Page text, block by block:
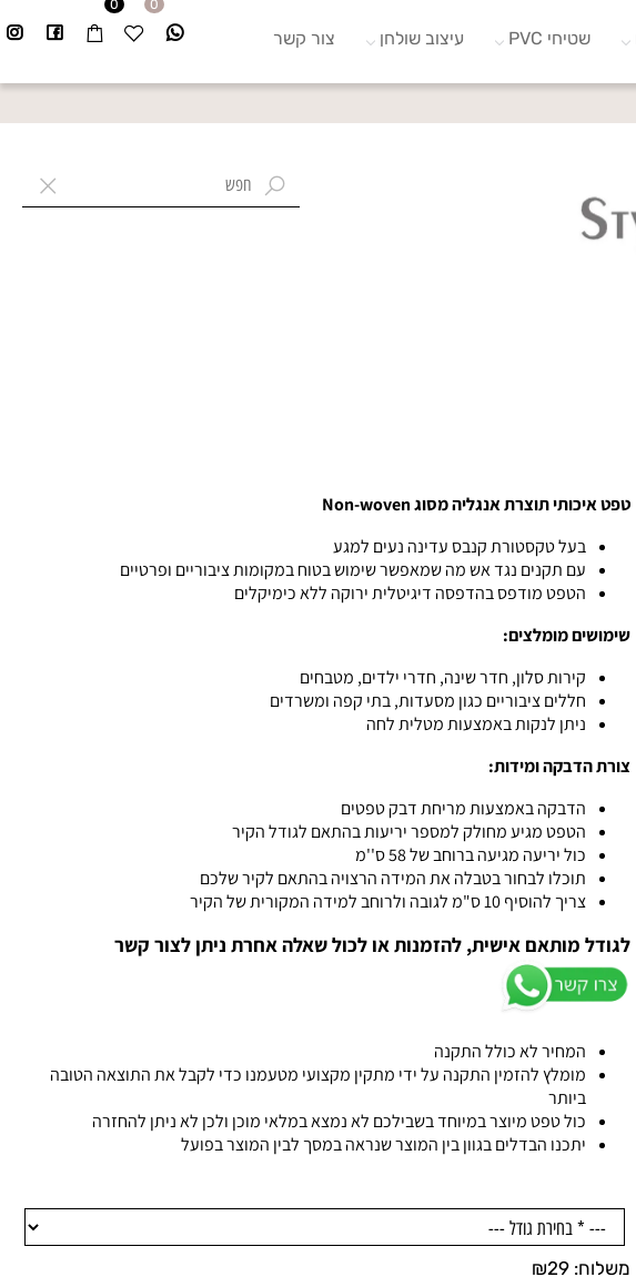
0 0
שטיחי PVC עיצוב שולחן צור קשר
טפט איכותי תוצרת אנגליה מסוג Non-woven
בעל טקסטורת קנבס עדינה נעים למגע
עם תקנים נגד אש מה שמאפשר שימוש בטוח במקומות ציבוריים ופרטיים
הטפט מודפס בהדפסה דיגיטלית ירוקה ללא כימיקלים
שימושים מומלצים:
קירות סלון, חדר שינה, חדרי ילדים, מטבחים
חללים ציבוריים כגון מסעדות, בתי קפה ומשרדים
ניתן לנקות באמצעות מטלית לחה
צורת הדבקה ומידות:
הדבקה באמצעות מריחת דבק טפטים
הטפט מגיע מחולק למספר יריעות בהתאם לגודל הקיר
כול יריעה מגיעה ברוחב של 58 ס''מ
תוכלו לבחור בטבלה את המידה הרצויה בהתאם לקיר שלכם
צריך להוסיף 10 ס"מ לגובה ולרוחב למידה המקורית של הקיר
לגודל מותאם אישית, להזמנות או לכול שאלה אחרת ניתן לצור קשר
המחיר לא כולל התקנה
מומלץ להזמין התקנה על ידי מתקין מקצועי מטעמנו כדי לקבל את התוצאה הטובה
ביותר
כול טפט מיוצר במיוחד בשבילכם לא נמצא במלאי מוכן ולכן לא ניתן להחזרה
יתכנו הבדלים בגוון בין המוצר שנראה במסך לבין המוצר בפועל
משלוח: ₪29